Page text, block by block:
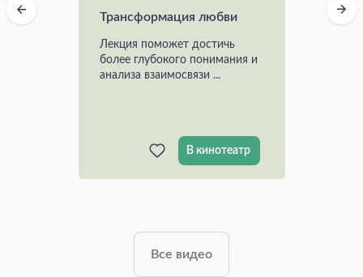
Трансформация любви
Лекция поможет достичь
более глубокого понимания и
анализа взаимосвязи ...
В кинотеатр
Все видео